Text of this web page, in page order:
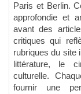
Paris et Berlin.
approfondie et
avant des
critiques qui
rubriques du site
littérature, le
culturelle.
fournir une